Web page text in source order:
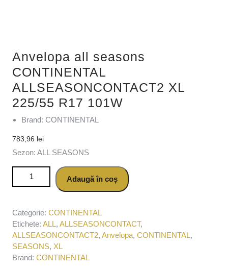
Anvelopa all seasons
CONTINENTAL
ALLSEASONCONTACT2 XL
225/55 R17 101W
Brand: CONTINENTAL
783,96 lei
Sezon: ALL SEASONS
Cantitate Anvelopa all seasons CONTINENTAL
ALLSEASONCONTACT2 XL 225/55 R17 101W
Adaugă în coș
Categorie: CONTINENTAL
Etichete: ALL, ALLSEASONCONTACT,
ALLSEASONCONTACT2, Anvelopa, CONTINENTAL,
SEASONS, XL
Brand: CONTINENTAL